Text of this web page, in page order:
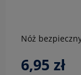
Nóż
6,95 zł